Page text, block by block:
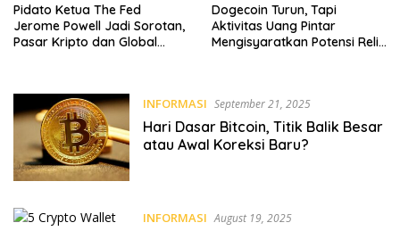
Pidato Ketua The Fed
Jerome Powell Jadi Sorotan,
Pasar Kripto dan Global
Dogecoin Turun, Tapi
Aktivitas Uang Pintar
Mengisyaratkan Potensi Reli
INFORMASI September 21, 2025
Hari Dasar Bitcoin, Titik Balik Besar
atau Awal Koreksi Baru?
INFORMASI August 19, 2025